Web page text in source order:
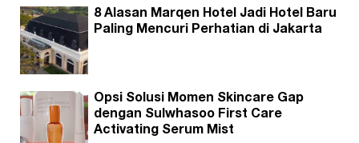
8 Alasan Marqen Hotel Jadi Hotel Baru
Paling Mencuri Perhatian di Jakarta
Opsi Solusi Momen Skincare Gap
dengan Sulwhasoo First Care
Activating Serum Mist